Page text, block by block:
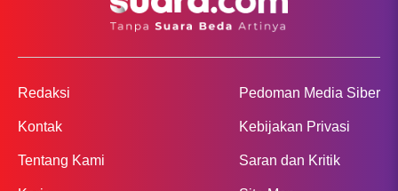
Redaksi
Kontak
Tentang Kami
Pedoman Media Siber
Kebijakan Privasi
Saran dan Kritik